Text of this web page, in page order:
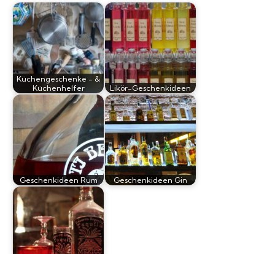
Küchengeschenke - &
Küchenhelfer
Likör-Geschenkideen
Geschenkideen Rum Geschenkideen Gin